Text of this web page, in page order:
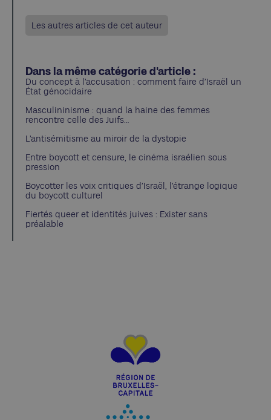
Les autres articles de cet auteur
Dans la même catégorie d'article :
Du concept à l’accusation : comment faire d’Israël un
État génocidaire
Masculininisme : quand la haine des femmes
rencontre celle des Juifs…
L’antisémitisme au miroir de la dystopie
Entre boycott et censure, le cinéma israélien sous
pression
Boycotter les voix critiques d’Israël, l’étrange logique
du boycott culturel
Fiertés queer et identités juives : Exister sans
préalable